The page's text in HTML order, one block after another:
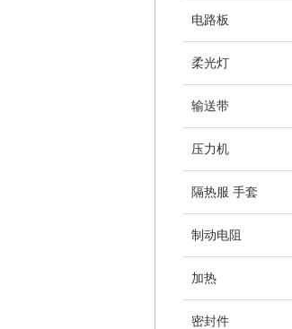
电路板
柔光灯
输送带
压力机
隔热服 手套
制动电阻
加热
密封件